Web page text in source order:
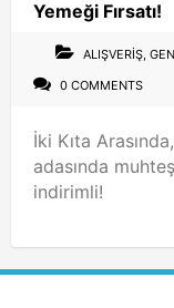
Yemeği Fırsatı!
ALIŞVERIŞ,
0 COMMENTS
İki Kıta
adasında
indirimli!